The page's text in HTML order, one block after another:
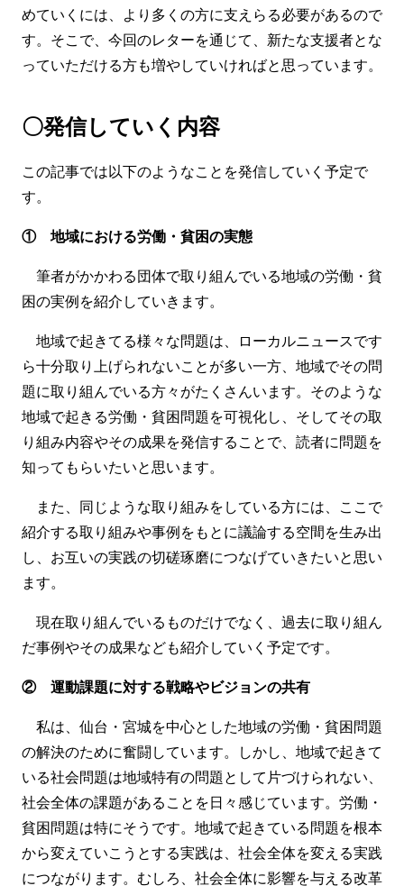
めていくには、より多くの方に支えらる必要があるので
す。そこで、今回のレターを通じて、新たな支援者とな
っていただける方も増やしていければと思っています。
〇発信していく内容
この記事では以下のようなことを発信していく予定で
す。
① 地域における労働・貧困の実態
筆者がかかわる団体で取り組んでいる地域の労働・貧
困の実例を紹介していきます。
地域で起きてる様々な問題は、ローカルニュースです
ら十分取り上げられないことが多い一方、地域でその問
題に取り組んでいる方々がたくさんいます。そのような
地域で起きる労働・貧困問題を可視化し、そしてその取
り組み内容やその成果を発信することで、読者に問題を
知ってもらいたいと思います。
また、同じような取り組みをしている方には、ここで
紹介する取り組みや事例をもとに議論する空間を生み出
し、お互いの実践の切磋琢磨につなげていきたいと思い
ます。
現在取り組んでいるものだけでなく、過去に取り組ん
だ事例やその成果なども紹介していく予定です。
② 運動課題に対する戦略やビジョンの共有
私は、仙台・宮城を中心とした地域の労働・貧困問題
の解決のために奮闘しています。しかし、地域で起きて
いる社会問題は地域特有の問題として片づけられない、
社会全体の課題があることを日々感じています。労働・
貧困問題は特にそうです。地域で起きている問題を根本
から変えていこうとする実践は、社会全体を変える実践
につながります。むしろ、社会全体に影響を与える改革